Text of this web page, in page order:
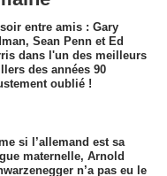
entre amis : Gary
Sean Penn et Ed
dans l'un des meilleurs
des années 90
oublié !
si l’allemand est sa
maternelle, Arnold
n’a pas eu le